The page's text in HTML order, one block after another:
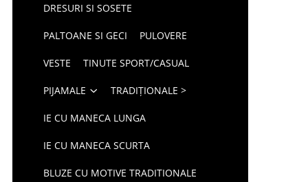
DRESURI SI SOSETE
PALTOANE SI GECI PULOVERE
VESTE TINUTE SPORT/CASUAL
PIJAMALE TRADIȚIONALE >
IE CU MANECA LUNGA
IE CU MANECA SCURTA
BLUZE CU MOTIVE TRADITIONALE